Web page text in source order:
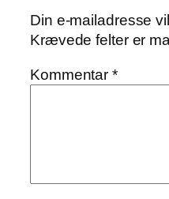
Din e-mailadresse
Krævede felter er
Kommentar*